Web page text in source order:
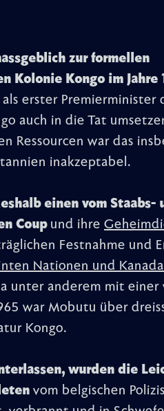
zur formellen
Kolonie Kongo im Jahre
erster Premierminister
auch in die Tat
Ressourcen war das
inakzeptabel.
einen vom Staabs-
Coupund ihre
Festnahme und
Nationen und Kanada
unter anderem mit
war Mobutu über
Kongo.
wurden die
vom belgischen